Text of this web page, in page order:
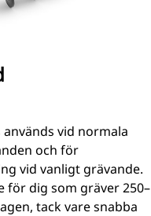
vid normala
och för
vid vanligt grävande.
för dig som gräver 250–
tack vare snabba